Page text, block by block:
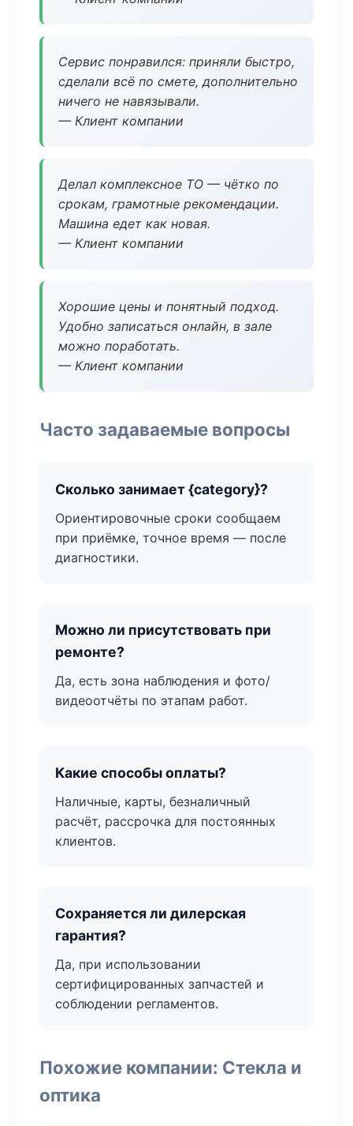
Сервис понравился: приняли быстро,
сделали всё по смете, дополнительно
ничего не навязывали.
— Клиент компании
Делал комплексное ТО — чётко по
срокам, грамотные рекомендации.
Машина едет как новая.
— Клиент компании
Хорошие цены и понятный подход.
Удобно записаться онлайн, в зале
можно поработать.
— Клиент компании
Часто задаваемые вопросы
Сколько занимает {category}?
Ориентировочные сроки сообщаем
при приёмке, точное время — после
диагностики.
Можно ли присутствовать при
ремонте?
Да, есть зона наблюдения и фото/
видеоотчёты по этапам работ.
Какие способы оплаты?
Наличные, карты, безналичный
расчёт, рассрочка для постоянных
клиентов.
Сохраняется ли дилерская
гарантия?
Да, при использовании
сертифицированных запчастей и
соблюдении регламентов.
Похожие компании: Стекла и
оптика